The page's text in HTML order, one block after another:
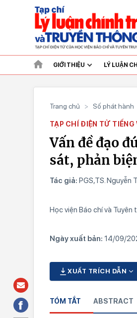
GIỚI THIỆU LÝ LUẬN
Trang chủ > Số phát hành
TẠP CHÍ ĐIỆN TỬ TIẾNG
Vấn đề đạo
sát, phản
Tác giả: PGS,TS. Nguyễn
Học viện Báo chí và Tuyên
Ngày xuất bản: 14/09/
XUẤT TRÍCH DẪN
TÓM TẮT ABSTRACT